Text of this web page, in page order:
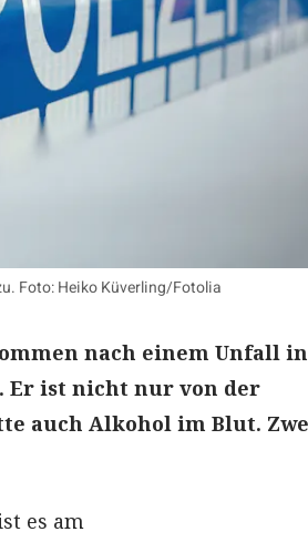
Foto: Heiko Küverling/Fotolia
nach einem Unfall in
Er ist nicht nur von der
auch Alkohol im Blut.
es am